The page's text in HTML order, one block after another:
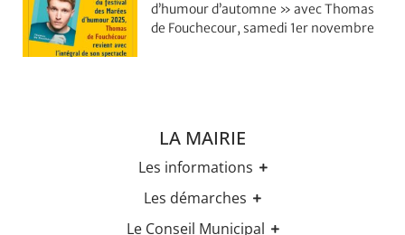
d’humour d’automne » avec Thomas
de Fouchecour, samedi 1er novembre
LA MAIRIE
Les informations
Les horaires
Les élections
Les démarches
Etat-civil
Le Conseil Municipal